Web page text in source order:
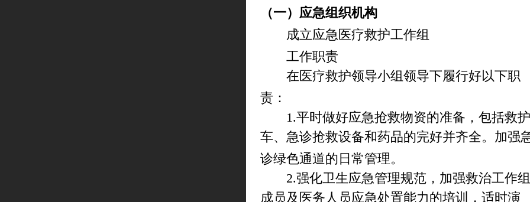
（一）应急组织机构
成立应急医疗救护工作组
工作职责
在医疗救护领导小组领导下履行好以下职
责：
1.平时做好应急抢救物资的准备，包括救护
车、急诊抢救设备和药品的完好并齐全。加强
诊绿色通道的日常管理。
2.强化卫生应急管理规范，加强救治工作组
成员及医务人员应急处置能力的培训，适时演